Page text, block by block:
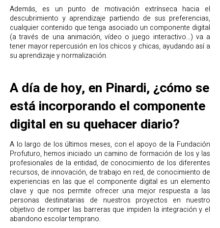
Además, es un punto de motivación extrínseca hacia el
descubrimiento y aprendizaje partiendo de sus preferencias,
cualquier contenido que tenga asociado un componente digital
(a través de una animación, vídeo o juego interactivo…) va a
tener mayor repercusión en los chicos y chicas, ayudando así a
su aprendizaje y normalización.
A día de hoy, en Pinardi, ¿cómo se
está incorporando el componente
digital en su quehacer diario?
A lo largo de los últimos meses, con el apoyo de la Fundación
Profuturo, hemos iniciado un camino de formación de los y las
profesionales de la entidad, de conocimiento de los diferentes
recursos, de innovación, de trabajo en red, de conocimiento de
experiencias en las que el componente digital es un elemento
clave y que nos permite ofrecer una mejor respuesta a las
personas destinatarias de nuestros proyectos en nuestro
objetivo de romper las barreras que impiden la integración y el
abandono escolar temprano.